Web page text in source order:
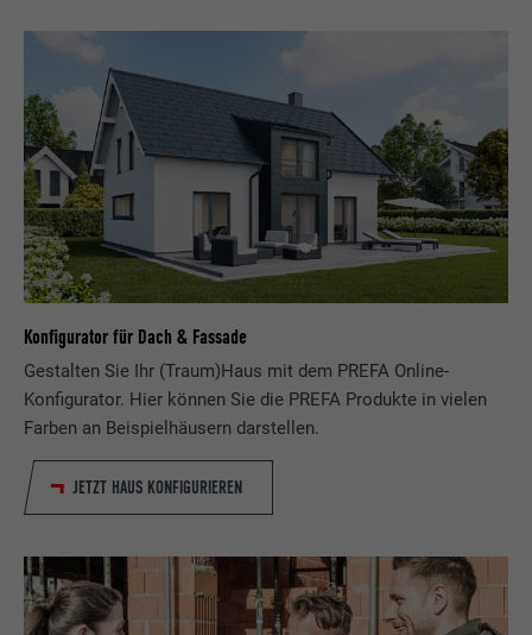
Konfigurator für Dach & Fassade
Gestalten Sie Ihr (Traum)Haus mit dem PREFA Online-
Konfigurator. Hier können Sie die PREFA Produkte in vielen
Farben an Beispielhäusern darstellen.
JETZT HAUS KONFIGURIEREN